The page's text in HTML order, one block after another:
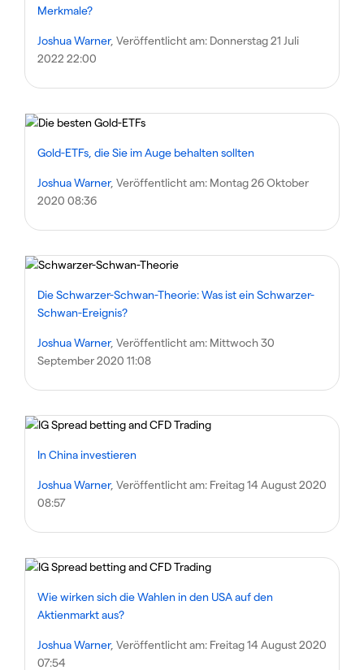
Merkmale?
Joshua Warner, Veröffentlicht am: Donnerstag 21 Juli
2022 22:00
Gold-ETFs, die Sie im Auge behalten sollten
Joshua Warner, Veröffentlicht am: Montag 26 Oktober
2020 08:36
Die Schwarzer-Schwan-Theorie: Was ist ein Schwarzer-
Schwan-Ereignis?
Joshua Warner, Veröffentlicht am: Mittwoch 30
September 2020 11:08
In China investieren
Joshua Warner, Veröffentlicht am: Freitag 14 August 2020
08:57
Wie wirken sich die Wahlen in den USA auf den
Aktienmarkt aus?
Joshua Warner, Veröffentlicht am: Freitag 14 August 2020
07:54